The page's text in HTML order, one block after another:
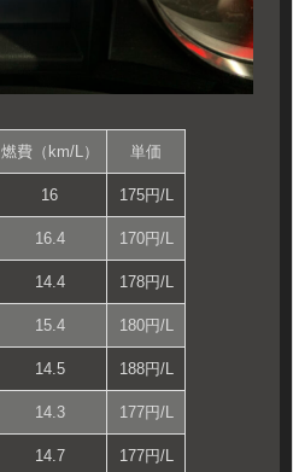
燃費（km/L） 単価
16 175円/L
16.4 170円/L
14.4 178円/L
15.4 180円/L
14.5 188円/L
14.3 177円/L
14.7 177円/L